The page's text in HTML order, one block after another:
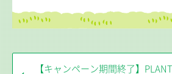
【キャンペーン期間終了】